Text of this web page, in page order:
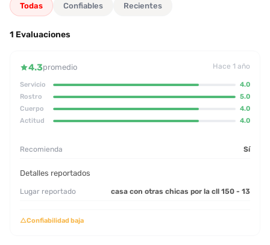
Todas Confiables Recientes
1 Evaluaciones
4.3promedio Hace 1 año
Servicio
4.0
Rostro
5.0
Cuerpo
4.0
Actitud
4.0
Recomienda Sí
Detalles reportados
Lugar reportado casa con otras chicas por la cll 150 - 13
△Confiabilidad baja